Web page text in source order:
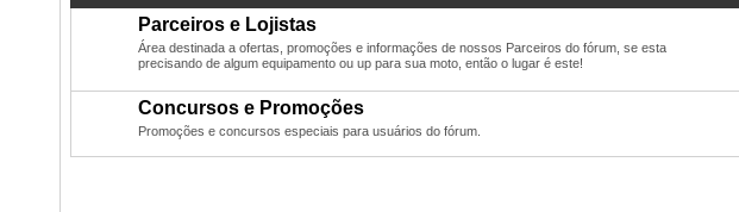
Parceiros e Lojistas
Área destinada a ofertas, promoções e informações de nossos Parceiros do fórum, se esta
precisando de algum equipamento ou up para sua moto, então o lugar é este!
Concursos e Promoções
Promoções e concursos especiais para usuários do fórum.